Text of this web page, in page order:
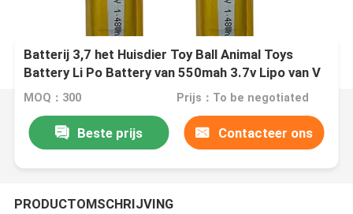
Batterij 3,7 het Huisdier Toy Ball Animal Toys
Battery Li Po Battery van 550mah 3.7v Lipo van V
600mah 550mAh 1S 2S 30C
MOQ：300 Prijs：To be negotiated
Beste prijs Contacteer ons
PRODUCTOMSCHRIJVING